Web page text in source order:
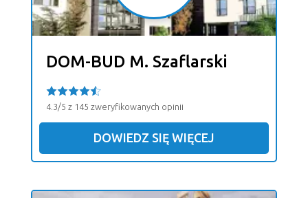
DOM-BUD M. Szaflarski
4.3/5 z 145 zweryfikowanych opinii
DOWIEDZ SIĘ WIĘCEJ